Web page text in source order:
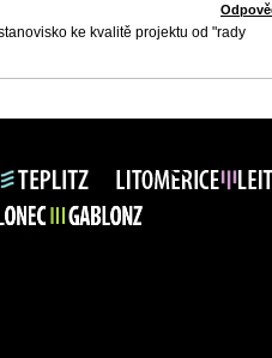
ke kvalitě projektu od "rady